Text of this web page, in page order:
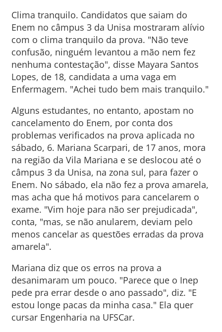
Clima tranquilo. Candidatos que saiam do
Enem no câmpus 3 da Unisa mostraram alívio
com o clima tranquilo da prova. "Não teve
confusão, ninguém levantou a mão nem fez
nenhuma contestação", disse Mayara Santos
Lopes, de 18, candidata a uma vaga em
Enfermagem. "Achei tudo bem mais tranquilo."
Alguns estudantes, no entanto, apostam no
cancelamento do Enem, por conta dos
problemas verificados na prova aplicada no
sábado, 6. Mariana Scarpari, de 17 anos, mora
na região da Vila Mariana e se deslocou até o
câmpus 3 da Unisa, na zona sul, para fazer o
Enem. No sábado, ela não fez a prova amarela,
mas acha que há motivos para cancelarem o
exame. "Vim hoje para não ser prejudicada",
conta, "mas, se não anularem, deviam pelo
menos cancelar as questões erradas da prova
amarela".
Mariana diz que os erros na prova a
desanimaram um pouco. "Parece que o Inep
pede pra errar desde o ano passado", diz. "E
estou longe pacas da minha casa." Ela quer
cursar Engenharia na UFSCar.